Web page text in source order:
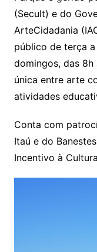
(Secult) e do
ArteCidadania
público de terça a
domingos, das 8h
única entre arte
atividades
Conta com
Itaú e do
Incentivo à